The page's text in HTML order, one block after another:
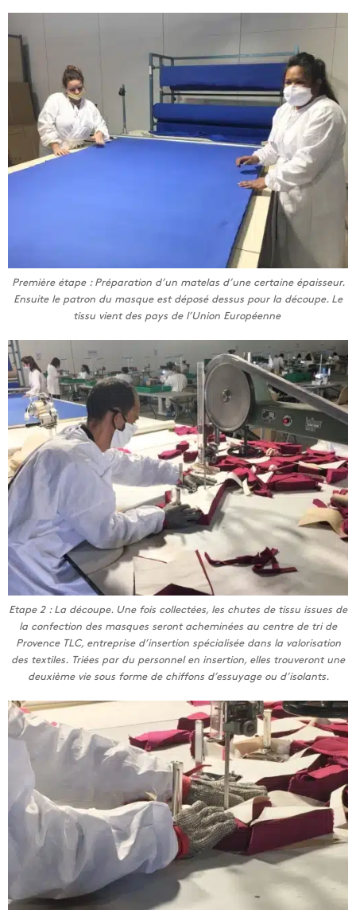
Première étape : Préparation d’un matelas d’une certaine épaisseur.
Ensuite le patron du masque est déposé dessus pour la découpe. Le
tissu vient des pays de l’Union Européenne
Etape 2 : La découpe. Une fois collectées, les chutes de tissu issues de
la confection des masques seront acheminées au centre de tri de
Provence TLC, entreprise d’insertion spécialisée dans la valorisation
des textiles. Triées par du personnel en insertion, elles trouveront une
deuxième vie sous forme de chiffons d’essuyage ou d’isolants.